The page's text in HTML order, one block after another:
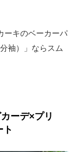
ーキのベーカーパ
袖）」ならスム
ーデ×プリ
ト